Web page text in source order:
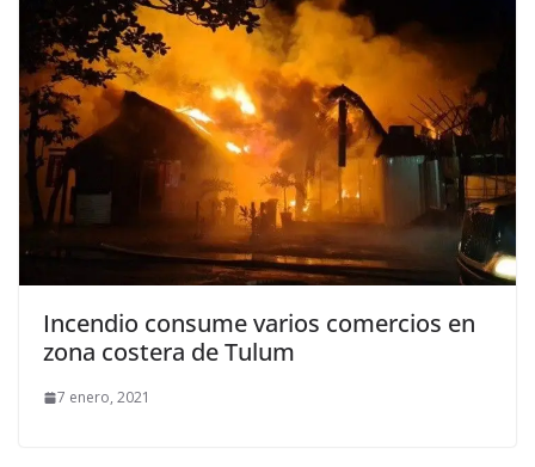
Incendio consume varios comercios en
zona costera de Tulum
7 enero, 2021